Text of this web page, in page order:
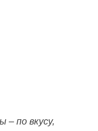
– по вкусу,